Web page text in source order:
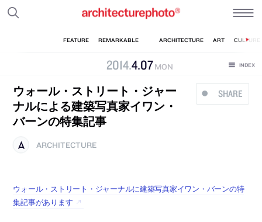
2014.4.07 MON
SHARE
ウォール・ストリート・ジャー
ナルによる建築写真家イワン・
バーンの特集記事
ARCHITECTURE
ウォール・ストリート・ジャーナルに建築写真家イワン・バーンの特
集記事があります